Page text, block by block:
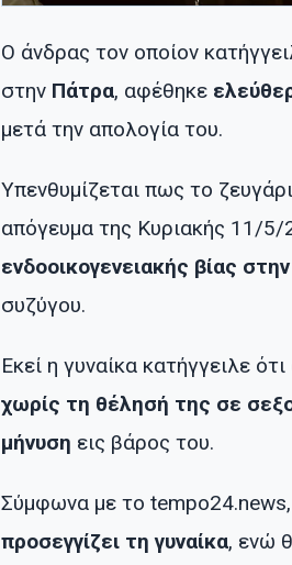
Ο άνδρας τον οποίον
στην Πάτρα, αφέθηκε
μετά την απολογία του.
Υπενθυμίζεται πως το
απόγευμα της Κυριακής 11/
ενδοοικογενειακής βίας
συζύγου.
Εκεί η γυναίκα κατήγγειλε
χωρίς τη θέλησή της σε
μήνυση εις βάρος του.
Σύμφωνα με το
προσεγγίζει τη γυναίκα, ενώ